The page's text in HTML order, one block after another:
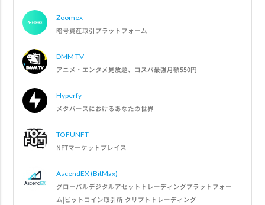
Zoomex
暗号資産取引プラットフォーム
DMM TV
アニメ・エンタメ見放題、コスパ最強月額550円
Hyperfy
メタバースにおけるあなたの世界
TOFUNFT
NFTマーケットプレイス
AscendEX (BitMax)
グローバルデジタルアセットトレーディングプラットフォー
ム|ビットコイン取引所|クリプトトレーディング